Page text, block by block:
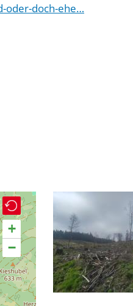
oder-doch-ehe…
+
−